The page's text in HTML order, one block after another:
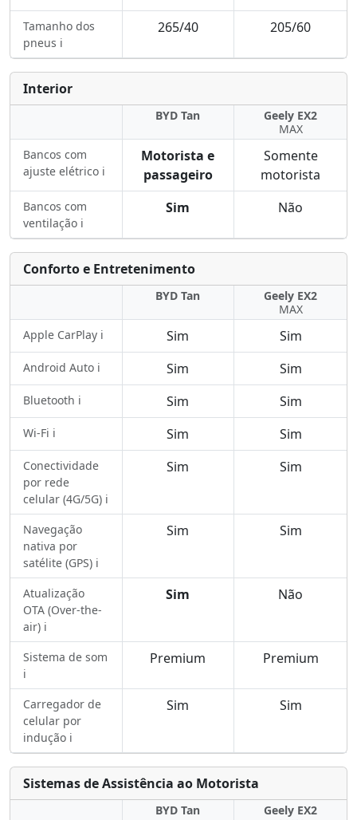
Tamanho dos
pneus ℹ️
265/40 205/60
Interior
BYD Tan
Geely EX2
MAX
Bancos com
ajuste elétrico ℹ️
Motorista e
passageiro
Somente
motorista
Bancos com
ventilação ℹ️
Sim Não
Conforto e Entretenimento
BYD Tan
Geely EX2
MAX
Apple CarPlay ℹ️
Sim Sim
Android Auto ℹ️ Sim Sim
Bluetooth ℹ️ Sim Sim
Wi-Fi ℹ️ Sim Sim
Conectividade
por rede
celular (4G/5G) ℹ️
Sim Sim
Navegação
nativa por
satélite (GPS) ℹ️
Sim Sim
Atualização
OTA (Over-the-
air) ℹ️
Sim Não
Sistema de som
ℹ️
Premium Premium
Carregador de
celular por
indução ℹ️
Sim Sim
Sistemas de Assistência ao Motorista
BYD Tan
Geely EX2